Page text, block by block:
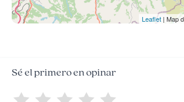
Leaflet | Map
Sé el primero en opinar